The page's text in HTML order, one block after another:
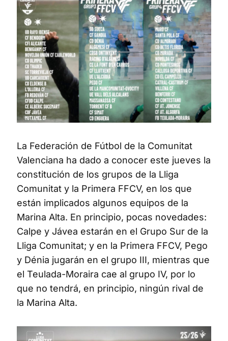
La Federación de Fútbol de la Comunitat
Valenciana ha dado a conocer este jueves la
constitución de los grupos de la Lliga
Comunitat y la Primera FFCV, en los que
están implicados algunos equipos de la
Marina Alta. En principio, pocas novedades:
Calpe y Jávea estarán en el Grupo Sur de la
Lliga Comunitat; y en la Primera FFCV, Pego
y Dénia jugarán en el grupo III, mientras que
el Teulada-Moraira cae al grupo IV, por lo
que no tendrá, en principio, ningún rival de
la Marina Alta.